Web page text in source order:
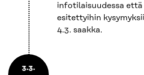
infotilaisuudessa
esitettyihin
4.3. saakka.
3.3.